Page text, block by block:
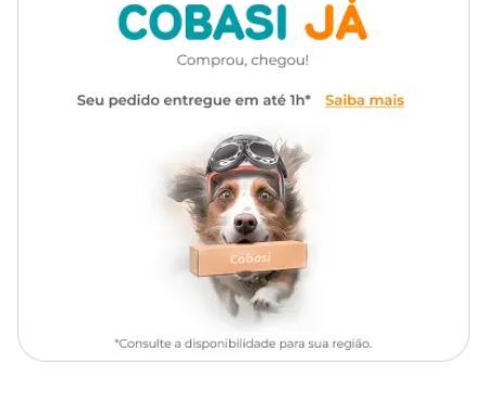
Além disso, a manutenção daâncora para aquário
Ela pode ser lavada com água corrente, facilitando a limpeza e
preservando sua aparência por mais tempo. Com um design que
ideal para quem busca adicionar beleza e segurança ao seu
Crie um ambiente subaquático inspirado nas aventuras do mar, e
ofereça um espaço seguro e confortável para seus peixes e plantas.
Aqui na Cobasi, você encontra oEnfeite para Aquário Âncora
Pequena Aquária com preçoincrível. Compre pelo site, app ou
venha em uma das nossas lojas e aproveite as nossas ofertas!
Resina de poliéster.